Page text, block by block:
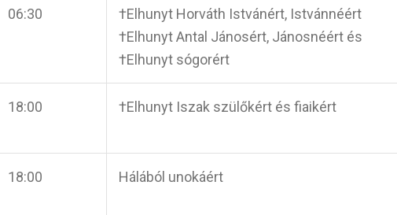
06:30
†Elhunyt Horváth Istvánért, Istvánnéért
†Elhunyt Antal Jánosért, Jánosnéért és
†Elhunyt sógorért
18:00 †Elhunyt Iszak szülőkért és fiaikért
18:00 Hálából unokáért